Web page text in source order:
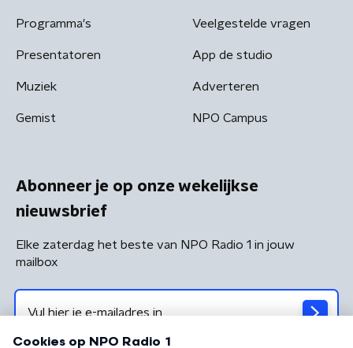
Programma's
Presentatoren
Muziek
Gemist
Veelgestelde vragen
App de studio
Adverteren
NPO Campus
Abonneer je op onze wekelijkse
nieuwsbrief
Elke zaterdag het beste van NPO Radio 1 in jouw
mailbox